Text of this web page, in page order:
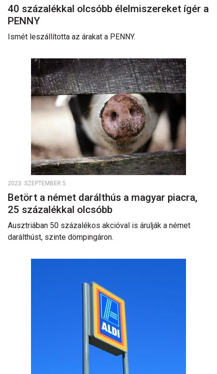
40 százalékkal olcsóbb élelmiszereket ígér a
PENNY
Ismét leszállította az árakat a PENNY.
2023. SZEPTEMBER 5.
Betört a német darálthús a magyar piacra,
25 százalékkal olcsóbb
Ausztriában 50 százalékos akcióval is árulják a német
darálthúst, szinte dömpingáron.